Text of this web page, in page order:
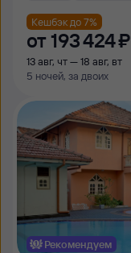
Кешбэк до 7%
от 193 ⁠424 ⁠₽
13 авг, чт — 18 авг, вт
5 ночей, за двоих
Рекомендуем